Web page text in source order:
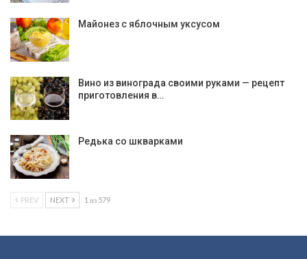
Майонез с яблочным уксусом
Вино из винограда своими руками — рецепт
приготовления в…
Редька со шкварками
PREV NEXT 1 из 579